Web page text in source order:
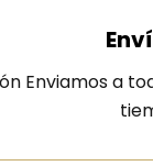
Enviamos a